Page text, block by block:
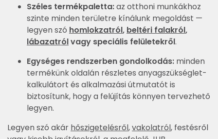
Széles termékpaletta:az otthoni munkákhoz
szinte minden területre kínálunk megoldást —
legyen szó homlokzatról, beltéri falakról,
lábazatrólvagy speciális felületekről.
Egységes rendszerben gondolkodás: minden
termékünk oldalán részletes anyagszükséglet-
kalkulátort és alkalmazási útmutatót is
biztosítunk, hogy a felújítás könnyen tervezhető
legyen.
Legyen szó akár hőszigetelésről,vakolatról, festésről